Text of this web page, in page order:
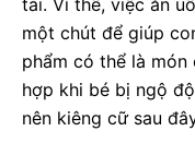
tải. Vì thế, việc ăn
một chút để giúp
phẩm có thể là
hợp khi bé bị ngộ
nên kiêng cữ sau